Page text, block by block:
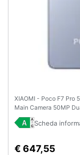
XIAOMI - Poco F7 Pro
Main Camera 50MP
6000mAh Blue
Scheda
€ 647,55